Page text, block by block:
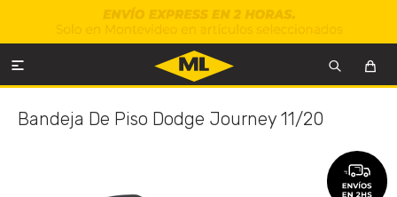

Bandeja De Piso Dodge Journey 11/20